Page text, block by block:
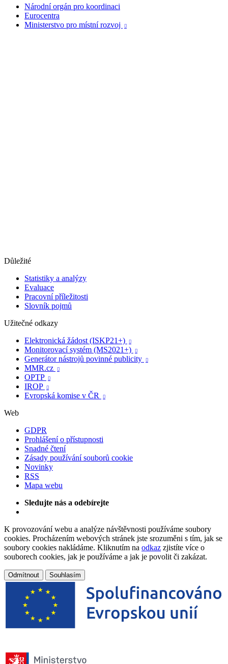
Národní orgán pro koordinaci
Eurocentra
Ministerstvo pro místní rozvoj

Důležité
Statistiky a analýzy
Evaluace
Pracovní příležitosti
Slovník pojmů
Užitečné odkazy
Elektronická žádost (ISKP21+)

Monitorovací systém (MS2021+) 
Generátor nástrojů povinné publicity 
MMR.cz 
OPTP 
IROP 
Evropská komise v ČR 
Web
GDPR
Prohlášení o přístupnosti
Snadné čtení
Zásady používání souborů cookie
Novinky
RSS
Mapa webu
Sledujte nás a odebírejte
K provozování webu a analýze návštěvnosti používáme soubory
cookies. Procházením webových stránek jste srozuměni s tím, jak se
soubory cookies nakládáme. Kliknutím na odkaz zjistíte více o
souborech cookies, jak je používáme a jak je povolit či zakázat.
Odmítnout Souhlasím